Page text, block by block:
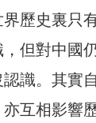
歷史裏只
但對中國
識。其實
互相影響